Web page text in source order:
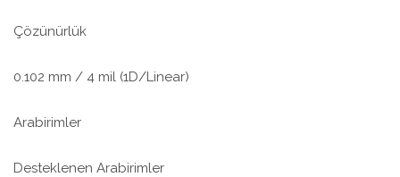
Çözünürlük
0.102 mm / 4 mil (1D/Linear)
Arabirimler
Desteklenen Arabirimler